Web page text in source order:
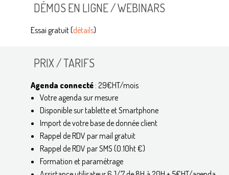
DÉMOS EN LIGNE / WEBINARS
Essai gratuit (détails)
PRIX / TARIFS
Agenda connecté : 29€HT/mois
Votre agenda sur mesure
Disponible sur tablette et Smartphone
Import de votre base de donnée client
Rappel de RDV par mail gratuit
Rappel de RDV par SMS (0.10ht €)
Formation et paramétrage